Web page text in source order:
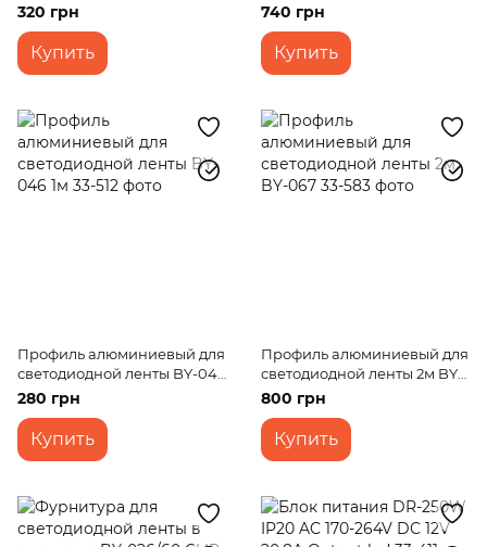
320 грн
Купить
30W IP-67 AC 100-240V DC
740 грн
Купить
Профиль алюминиевый для
светодиодной ленты BY-046
1м
280 грн
Купить
Профиль алюминиевый для
светодиодной ленты 2м BY-
067
800 грн
Купить